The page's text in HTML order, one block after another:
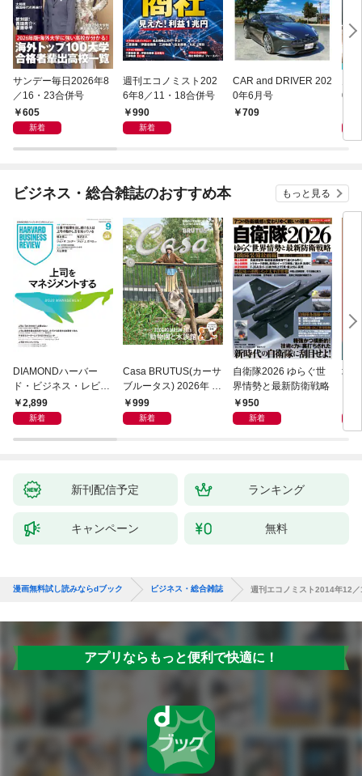
サンデー毎日2026年8
／16・23合併号
605
新着
週刊エコノミスト202
6年8／11・18合併号
990
新着
CAR and DRIVER 202
0年6月号
709
026
ビジネス・総合雑誌のおすすめ本 もっと見る
DIAMONDハーバー
ド・ビジネス・レビュ
ー 2026年9月号 特集
「上司をマネジメント
2,899
新着
Casa BRUTUS(カーサ
ブルータス) 2026年 9
月号 [もっと学べる！
動物園と水族館]
999
新着
自衛隊2026 ゆらぐ世
界情勢と最新防衛戦略
950
新着
地
新刊配信予定 ランキング
キャンペーン 無料
漫画無料試し読みならdブック ビジネス・総合雑誌 週刊エコノミスト2014年12
アプリならもっと便利で快適に！